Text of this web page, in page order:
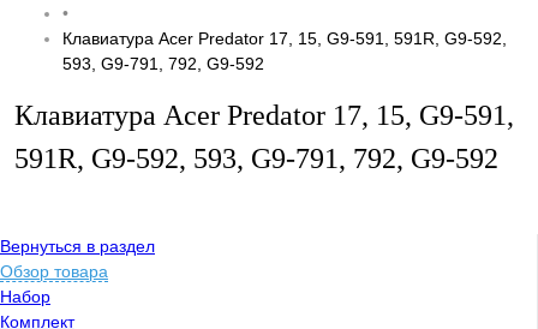
•
Клавиатура Acer Predator 17, 15, G9-591, 591R, G9-592,
593, G9-791, 792, G9-592
Клавиатура Acer Predator 17, 15, G9-591,
591R, G9-592, 593, G9-791, 792, G9-592
Вернуться в раздел
Обзор товара
Набор
Комплект